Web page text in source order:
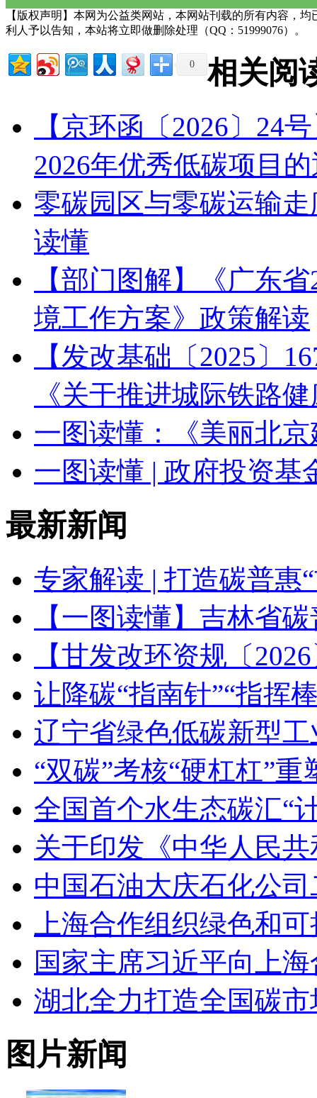
【版权声明】本网为公益类网站，本网站刊载的所有内容，
利人予以告知，本站将立即做删除处理（QQ：51999076）。
0 相关阅
【京环函〔2026〕24
2026年优秀低碳项目
零碳园区与零碳运输
读懂
【部门图解】《广东
境工作方案》政策解读
【发改基础〔2025〕
《关于推进城际铁路
一图读懂：《美丽北
一图读懂 | 政府投资基
最新新闻
专家解读 | 打造碳普惠
【一图读懂】吉林省
【甘发改环资规〔
让降碳“指南针”“指挥
辽宁省绿色低碳新型
“双碳”考核“硬杠杠”
全国首个水生态碳汇“
关于印发《中华人民
中国石油大庆石化公
上海合作组织绿色和
国家主席习近平向上
湖北全力打造全国碳
图片新闻